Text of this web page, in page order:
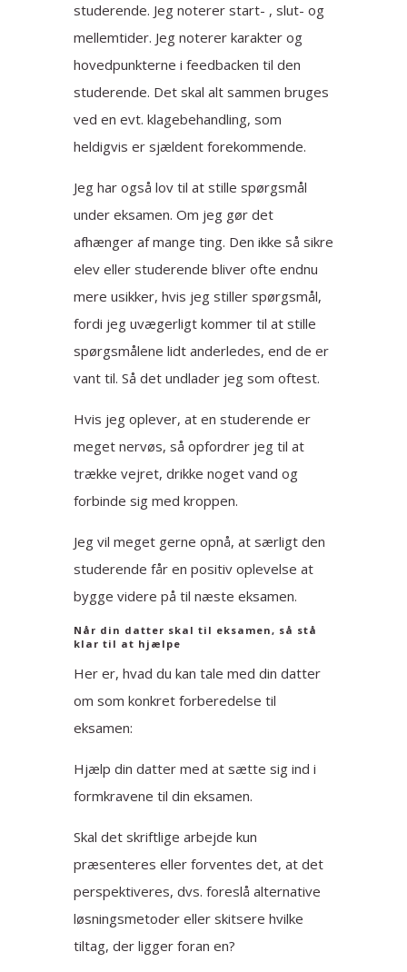
studerende. Jeg noterer start- , slut- og
mellemtider. Jeg noterer karakter og
hovedpunkterne i feedbacken til den
studerende. Det skal alt sammen bruges
ved en evt. klagebehandling, som
heldigvis er sjældent forekommende.
Jeg har også lov til at stille spørgsmål
under eksamen. Om jeg gør det
afhænger af mange ting. Den ikke så sikre
elev eller studerende bliver ofte endnu
mere usikker, hvis jeg stiller spørgsmål,
fordi jeg uvægerligt kommer til at stille
spørgsmålene lidt anderledes, end de er
vant til. Så det undlader jeg som oftest.
Hvis jeg oplever, at en studerende er
meget nervøs, så opfordrer jeg til at
trække vejret, drikke noget vand og
forbinde sig med kroppen.
Jeg vil meget gerne opnå, at særligt den
studerende får en positiv oplevelse at
bygge videre på til næste eksamen.
Når din datter skal til eksamen, så stå
klar til at hjælpe
Her er, hvad du kan tale med din datter
om som konkret forberedelse til
eksamen:
Hjælp din datter med at sætte sig ind i
formkravene til din eksamen.
Skal det skriftlige arbejde kun
præsenteres eller forventes det, at det
perspektiveres, dvs. foreslå alternative
løsningsmetoder eller skitsere hvilke
tiltag, der ligger foran en?